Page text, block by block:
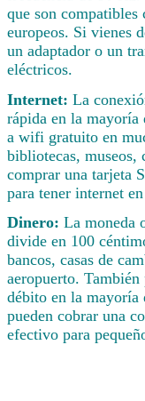
que son
europeos. Si vienes
un adaptador o un
eléctricos.
Internet: La
rápida en la mayoría
a wifi gratuito en
bibliotecas, museos,
comprar una tarjeta
para tener internet
Dinero: La moneda
divide en 100
bancos, casas de
aeropuerto.
débito en la mayoría
pueden cobrar una
efectivo para